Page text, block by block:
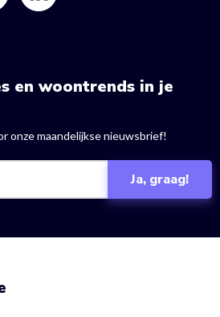
en woontrends in je
onze maandelijkse nieuwsbrief!